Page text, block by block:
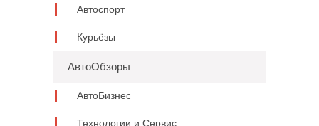
Автоспорт
Курьёзы
АвтоОбзоры
АвтоБизнес
Технологии и Сервис